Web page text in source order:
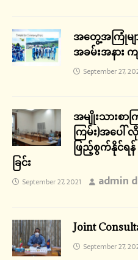
အတွေ့အကြုံမျာ
အခမ်းအနား ကျ
September 27,
အမျိုးသားစ
ကြမ်း)အပေါ်
ဖြည့်စွက်နိုင်ရ
ခြင်း
September 27, 2021 admin
Joint
September 27,